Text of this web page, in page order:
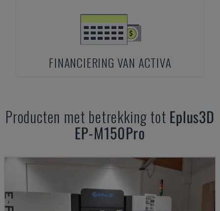
FINANCIERING VAN ACTIVA
Producten met betrekking tot Eplus3D
EP-M150Pro